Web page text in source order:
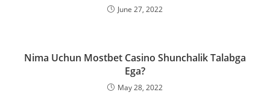
June 27, 2022
Nima Uchun Mostbet Casino Shunchalik Talabga
Ega?
May 28, 2022